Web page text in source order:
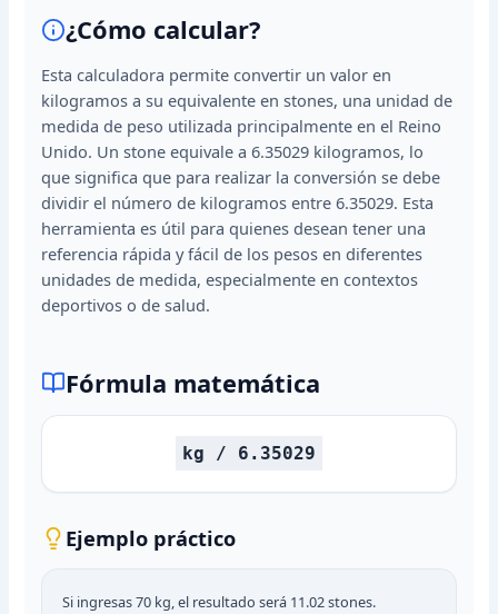
¿Cómo calcular?
Esta calculadora permite convertir un valor en
kilogramos a su equivalente en stones, una unidad de
medida de peso utilizada principalmente en el Reino
Unido. Un stone equivale a 6.35029 kilogramos, lo
que significa que para realizar la conversión se debe
dividir el número de kilogramos entre 6.35029. Esta
herramienta es útil para quienes desean tener una
referencia rápida y fácil de los pesos en diferentes
unidades de medida, especialmente en contextos
deportivos o de salud.
Fórmula matemática
kg / 6.35029
Ejemplo práctico
Si ingresas 70 kg, el resultado será 11.02 stones.